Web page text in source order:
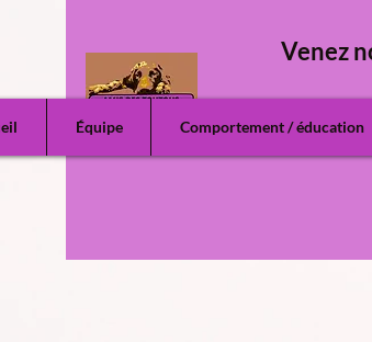
Venez
Équipe Comportement / éducation